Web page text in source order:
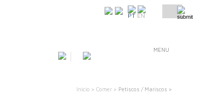
PT EN
MENU
Início > Comer > Petiscos / Mariscos >